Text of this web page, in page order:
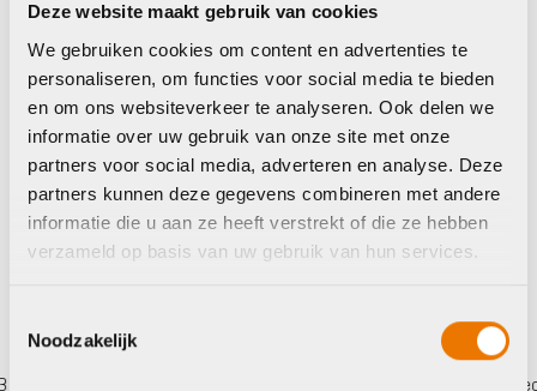
Deze website maakt gebruik van cookies
We gebruiken cookies om content en advertenties te
personaliseren, om functies voor social media te bieden
en om ons websiteverkeer te analyseren. Ook delen we
informatie over uw gebruik van onze site met onze
partners voor social media, adverteren en analyse. Deze
partners kunnen deze gegevens combineren met andere
informatie die u aan ze heeft verstrekt of die ze hebben
verzameld op basis van uw gebruik van hun services.
Noodzakelijk
Sp Connect TELED
SP MICRO STEM
MOUNT PRO SPC+
€ 9,99
Op voorraad in winkel
Sp Connect TELED
SP UNIVERSAL
INTERFACE SPC+
€24,99
Op voorraad in winkel
betalen, Eigen werkplaats met